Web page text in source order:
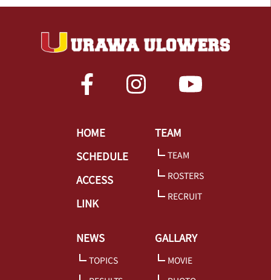
HOME
SCHEDULE
ACCESS
LINK
TEAM
TEAM
ROSTERS
RECRUIT
NEWS
TOPICS
GALLARY
MOVIE